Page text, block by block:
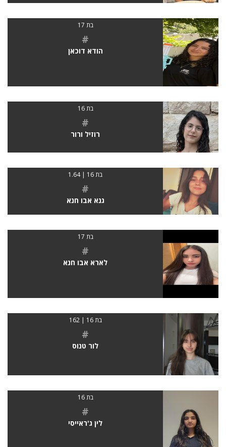
בת 17
#
הודא דוכאן
בת 16
#
רוזיל ורור
בת 16 | 1.64
#
גנא אבו חנא
בת 17
#
לארא אבו חנא
בת 16 | 162
#
לור טנוס
בת 16
#
לין ג'ראייסי